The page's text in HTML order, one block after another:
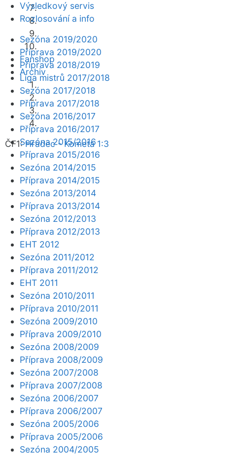
Fanshop
Archiv
ČF1:Hradec - Kometa 1:3
Výsledkový servis
Rozlosování a info
Sezóna 2019/2020
Příprava 2019/2020
Příprava 2018/2019
Liga mistrů 2017/2018
Sezóna 2017/2018
Příprava 2017/2018
Sezóna 2016/2017
Příprava 2016/2017
Sezóna 2015/2016
Příprava 2015/2016
Sezóna 2014/2015
Příprava 2014/2015
Sezóna 2013/2014
Příprava 2013/2014
Sezóna 2012/2013
Příprava 2012/2013
EHT 2012
Sezóna 2011/2012
Příprava 2011/2012
EHT 2011
Sezóna 2010/2011
Příprava 2010/2011
Sezóna 2009/2010
Příprava 2009/2010
Sezóna 2008/2009
Příprava 2008/2009
Sezóna 2007/2008
Příprava 2007/2008
Sezóna 2006/2007
Příprava 2006/2007
Sezóna 2005/2006
Příprava 2005/2006
Sezóna 2004/2005